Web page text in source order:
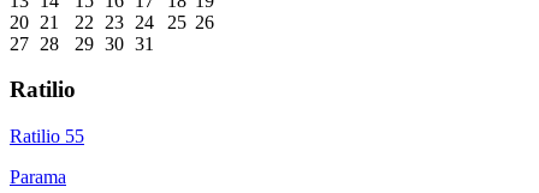
20 21 22 23 24 25 26
27 28 29 30 31
Ratilio
Ratilio 55
Parama